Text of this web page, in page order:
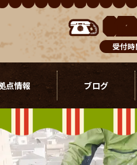
受付
点情報 ブログ